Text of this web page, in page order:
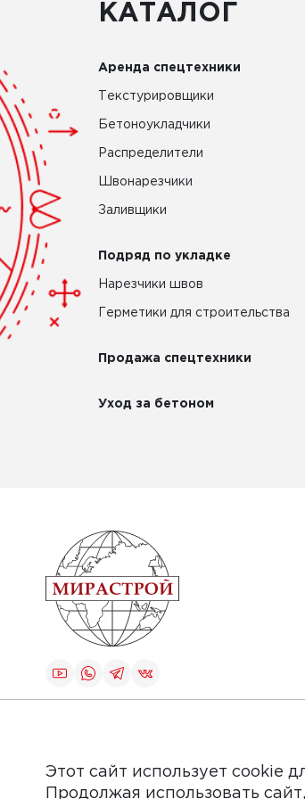
КАТАЛОГ
Аренда спецтехники
Текстурировщики
Бетоноукладчики
Распределители
Швонарезчики
Заливщики
Подряд по укладке
Нарезчики швов
Герметики для строительства
Продажа спецтехники
Уход за бетоном
Этот сайт использует cookie
Продолжая использовать